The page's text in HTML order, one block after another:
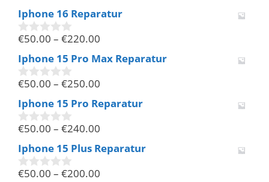
o
n
5
Iphone 16 Reparatur
0
o
n
5
€50.00 – €220.00
Iphone 15 Pro Max Reparatur
0
o
n
5
€50.00 – €250.00
Iphone 15 Pro Reparatur
0
o
n
5
€50.00 – €240.00
Iphone 15 Plus Reparatur
0
€50.00 – €200.00